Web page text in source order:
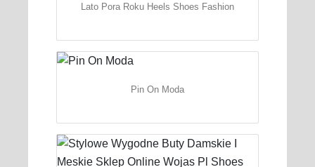
Lato Pora Roku Heels Shoes Fashion
Pin On Moda